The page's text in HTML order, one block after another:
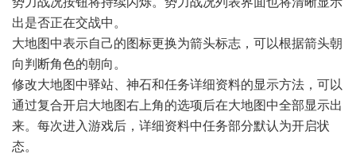
出是否正在交战中。
大地图中表示自己的图标更换为箭头标志，可以根据箭头朝
向判断角色的朝向。
修改大地图中驿站、神石和任务详细资料的显示方法，可以
通过复合开启大地图右上角的选项后在大地图中全部显示出
来。每次进入游戏后，详细资料中任务部分默认为开启状
态。